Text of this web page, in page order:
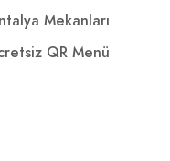
Mekanları
QR Menü